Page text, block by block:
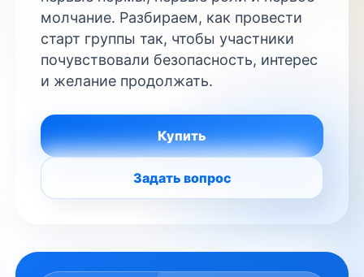
молчание. Разбираем, как провести
старт группы так, чтобы участники
почувствовали безопасность, интерес
и желание продолжать.
Купить
Задать вопрос